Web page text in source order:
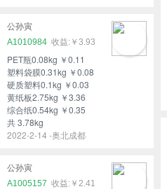
公孙寅
A1010984
￥3.93
PET瓶0.08kg ￥0.11
塑料袋膜0.31kg ￥0.08
硬质塑料0.1kg ￥0.03
黄纸板2.75kg ￥3.36
综合纸0.54kg ￥0.35
共 3.78kg
2022-2-14 -奥北成都
公孙寅
A1005157
￥2.41